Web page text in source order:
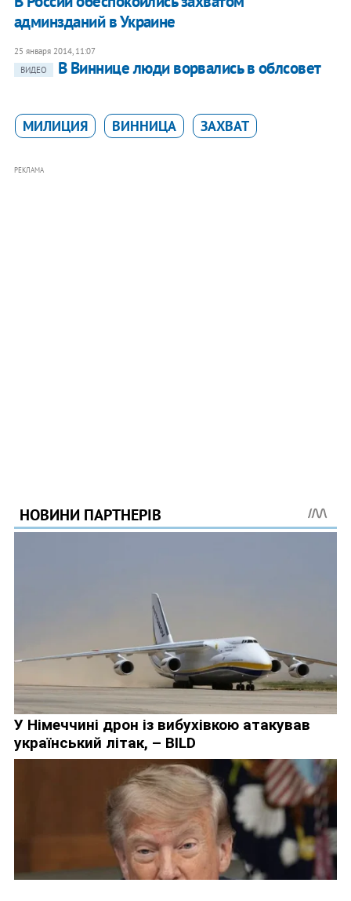
админзданий в Украине
25 января 2014, 11:07
ВИДЕО
В Виннице люди ворвались в облсовет
МИЛИЦИЯ ВИННИЦА ЗАХВАТ
РЕКЛАМА